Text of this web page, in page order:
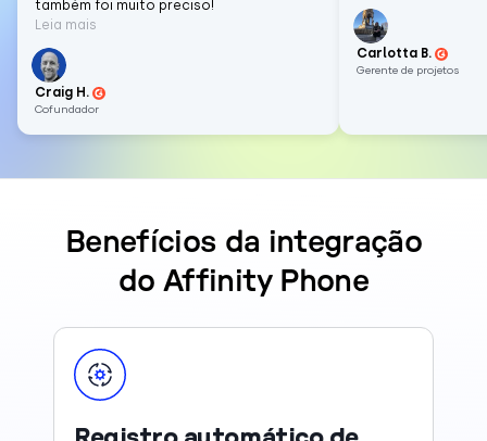
também foi muito preciso!
Leia mais
Craig H.
Cofundador
Carlotta B.
Gerente de projetos
Benefícios da integração
do Affinity Phone